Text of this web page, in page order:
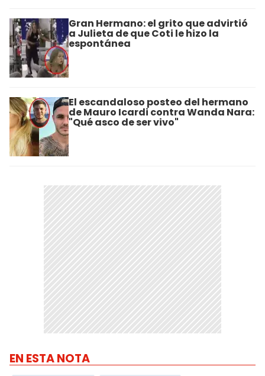
Gran Hermano: el grito que advirtió
a Julieta de que Coti le hizo la
espontánea
El escandaloso posteo del hermano
de Mauro Icardi contra Wanda Nara:
"Qué asco de ser vivo"
EN ESTA NOTA